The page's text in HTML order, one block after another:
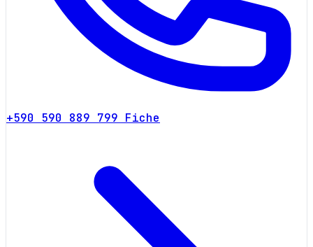
+590 590 889 799 Fiche